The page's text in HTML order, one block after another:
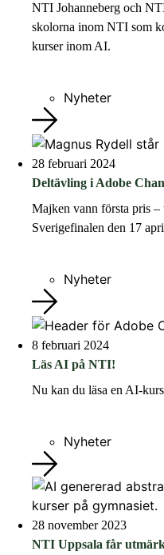
NTI Johanneberg och
skolorna inom NTI som
kurser inom AI.
Nyheter
28 februari 2024
Deltävling i Adobe
Majken vann första pris
Sverigefinalen den 17
Nyheter
8 februari 2024
Läs AI på NTI!
Nu kan du läsa en AI-
Nyheter
28 november 2023
NTI Uppsala får